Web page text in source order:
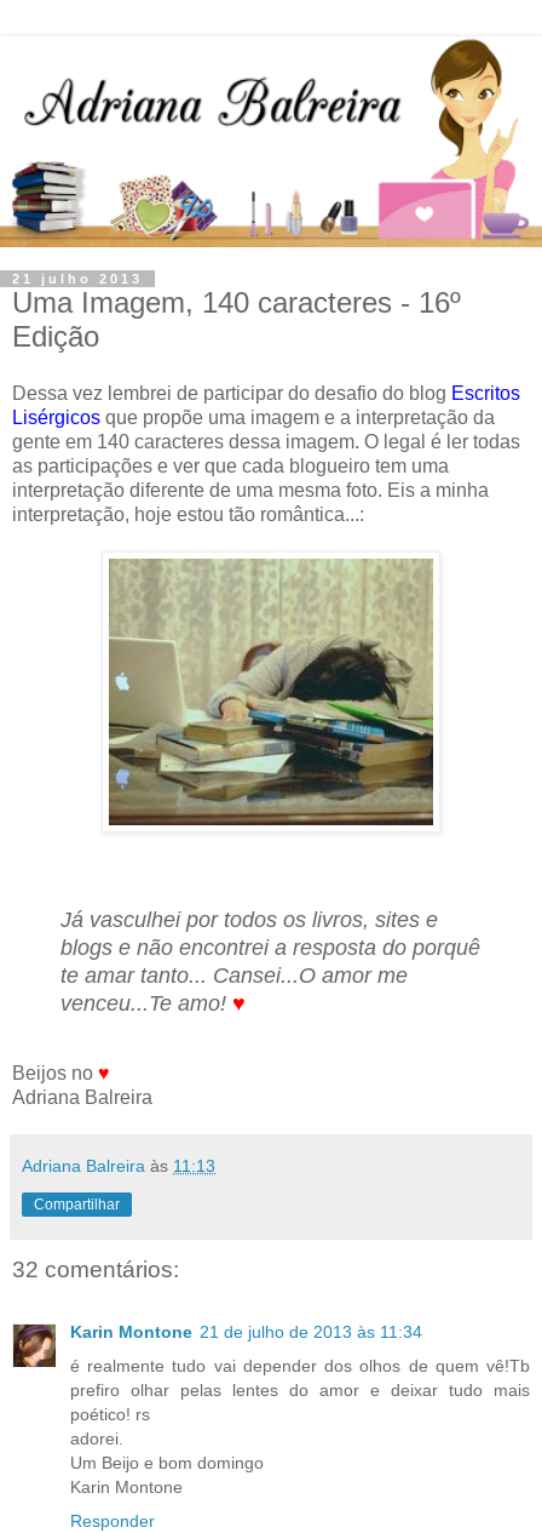
21 julho 2013
Uma Imagem, 140 caracteres - 16º
Edição
Dessa vez lembrei de participar do desafio do blog Escritos
Lisérgicos que propõe uma imagem e a interpretação da
gente em 140 caracteres dessa imagem. O legal é ler todas
as participações e ver que cada blogueiro tem uma
interpretação diferente de uma mesma foto. Eis a minha
interpretação, hoje estou tão romântica...:
Já vasculhei por todos os livros, sites e
blogs e não encontrei a resposta do porquê
te amar tanto... Cansei...O amor me
venceu...Te amo! ♥
Beijos no ♥
Adriana Balreira
Adriana Balreira às 11:13
Compartilhar
32 comentários:
Karin Montone 21 de julho de 2013 às 11:34
é realmente tudo vai depender dos olhos de quem vê!Tb
prefiro olhar pelas lentes do amor e deixar tudo mais
poético! rs
adorei.
Um Beijo e bom domingo
Karin Montone
Responder